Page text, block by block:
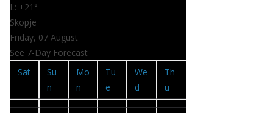
L: +21°
Skopje
Friday, 07 August
See 7-Day Forecast
Sat
Su
n
Mo
n
Tu
e
We
d
Th
u